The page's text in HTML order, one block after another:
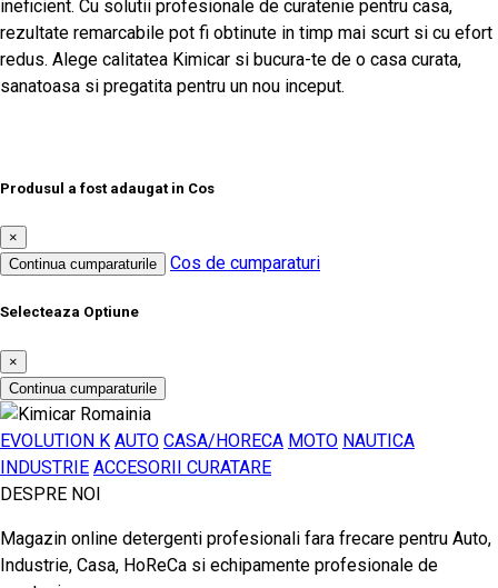
ineficient. Cu solutii profesionale de curatenie pentru casa,
rezultate remarcabile pot fi obtinute in timp mai scurt si cu efort
redus. Alege calitatea Kimicar si bucura-te de o casa curata,
sanatoasa si pregatita pentru un nou inceput.
Produsul a fost adaugat in Cos
×
Continua cumparaturile
Cos de cumparaturi
Selecteaza Optiune
×
Continua cumparaturile
EVOLUTION K AUTO CASA/HORECA MOTO NAUTICA
INDUSTRIE ACCESORII CURATARE
DESPRE NOI
Magazin online detergenti profesionali fara frecare pentru Auto,
Industrie, Casa, HoReCa si echipamente profesionale de